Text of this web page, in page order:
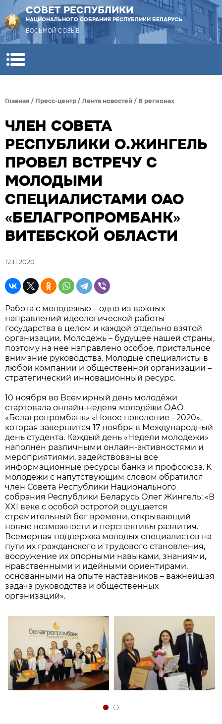
СОВЕТ РЕСПУБЛИКИ
НАЦИОНАЛЬНОГО СОБРАНИЯ РЕСПУБЛИКИ БЕЛАРУСЬ
ВОСЬМОЙ СОЗЫВ
Главная / Пресс-центр / Лента новостей / В регионах
ЧЛЕН СОВЕТА
РЕСПУБЛИКИ О.ЖИНГЕЛЬ
ПРОВЕЛ ВСТРЕЧУ С
МОЛОДЫМИ
СПЕЦИАЛИСТАМИ ОАО
«БЕЛАГРОПРОМБАНК»
ВИТЕБСКОЙ ОБЛАСТИ
12.11.2020
Работа с молодежью – одно из важных
направлений идеологической работы
государства в целом и каждой отдельно взятой
организации. Молодежь – будущее нашей страны,
поэтому на нее направлено особое, пристальное
внимание руководства. Молодые специалисты в
любой компании и общественной организации –
стратегический инновационный ресурс.
10 ноября во Всемирный день молодёжи
стартовала онлайн-неделя молодёжи ОАО
«Белагропромбанк» «Новое поколение - 2020»,
которая завершится 17 ноября в Международный
день студента. Каждый день «Недели молодежи»
наполнен различными онлайн-активностями и
мероприятиями, задействованы все
информационные ресурсы банка и профсоюза. К
молодежи с напутствующим словом обратился
член Совета Республики Национального
собрания Республики Беларусь Олег Жингель: «В
XXI веке с особой остротой ощущается
стремительный бег времени, открывающий
новые возможности и перспективы развития.
Всемерная поддержка молодых специалистов на
пути их гражданского и трудового становления,
вооружение их опорными навыками, знаниями,
нравственными и идейными ориентирами,
основанными на опыте наставников – важнейшая
задача руководства и общественных
организаций».